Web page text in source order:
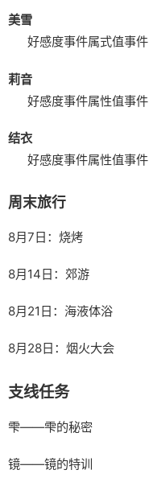
美雪
好感度事件属式值事件
莉音
好感度事件属性值事件
结衣
好感度事件属性值事件
周末旅行
8月7日：烧烤
8月14日：郊游
8月21日：海液体浴
8月28日：烟火大会
支线任务
雫——雫的秘密
镜——镜的特训